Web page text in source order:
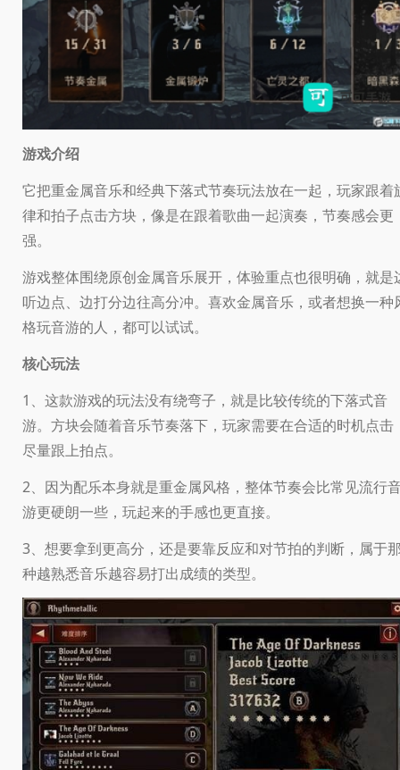
游戏介绍
它把重金属音乐和经典下落式节奏玩法放在一起，玩家跟着
律和拍子点击方块，像是在跟着歌曲一起演奏，节奏感会更
强。
游戏整体围绕原创金属音乐展开，体验重点也很明确，就是
听边点、边打分边往高分冲。喜欢金属音乐，或者想换一种
格玩音游的人，都可以试试。
核心玩法
1、这款游戏的玩法没有绕弯子，就是比较传统的下落式音
游。方块会随着音乐节奏落下，玩家需要在合适的时机点击
尽量跟上拍点。
2、因为配乐本身就是重金属风格，整体节奏会比常见流行
游更硬朗一些，玩起来的手感也更直接。
3、想要拿到更高分，还是要靠反应和对节拍的判断，属于
种越熟悉音乐越容易打出成绩的类型。